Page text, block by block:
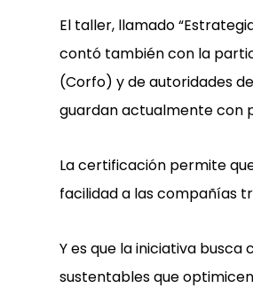
El taller, llamado
contó también con la
(Corfo) y de autoridades
guardan actualmente con
La certificación permite
facilidad a las compañías
Y es que la iniciativa
sustentables que